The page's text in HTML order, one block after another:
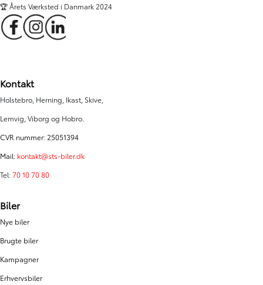
🏆 Årets Værksted i Danmark 2024
Kontakt
Holstebro, Herning, Ikast, Skive,
Lemvig, Viborg og Hobro.
CVR nummer: 25051394
Mail: kontakt@sts-biler.dk
Tel:70 10 70 80
Biler
Nye biler
Brugte biler
Kampagner
Erhvervsbiler